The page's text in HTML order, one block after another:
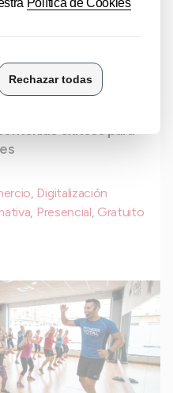
exitoso para
, Digitalización
, Presencial, Gratuito